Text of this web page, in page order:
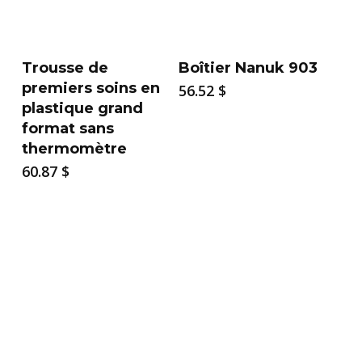
Trousse de
premiers soins en
plastique grand
format sans
thermomètre
60.87 $
Boîtier Nanuk 903
56.52 $